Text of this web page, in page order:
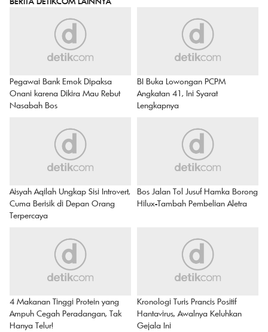
Pegawai Bank Emok Dipaksa
Onani karena Dikira Mau Rebut
Nasabah Bos
BI Buka Lowongan PCPM
Angkatan 41, Ini Syarat
Lengkapnya
Aisyah Aqilah Ungkap Sisi Introvert,
Cuma Berisik di Depan Orang
Terpercaya
Bos Jalan Tol Jusuf Hamka Borong
Hilux-Tambah Pembelian Aletra
4 Makanan Tinggi Protein yang
Ampuh Cegah Peradangan, Tak
Hanya Telur!
Kronologi Turis Prancis Positif
Hantavirus, Awalnya Keluhkan
Gejala Ini